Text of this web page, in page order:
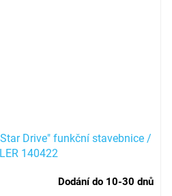
Drive" funkční stavebnice /
140422
Dodání do 10-30 dnů